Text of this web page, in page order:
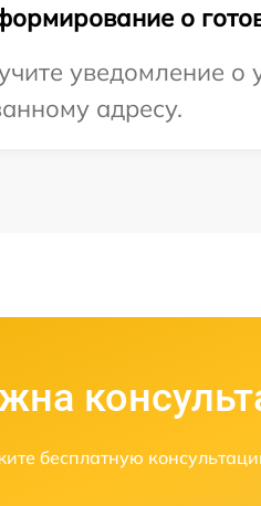
о
уведомление о
адресу.
бесплатную